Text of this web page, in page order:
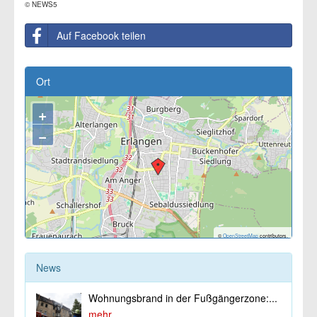
© NEWS5
Auf Facebook teilen
Ort
+
−
© OpenStreetMapcontributors.
News
Wohnungsbrand in der Fußgängerzone:...